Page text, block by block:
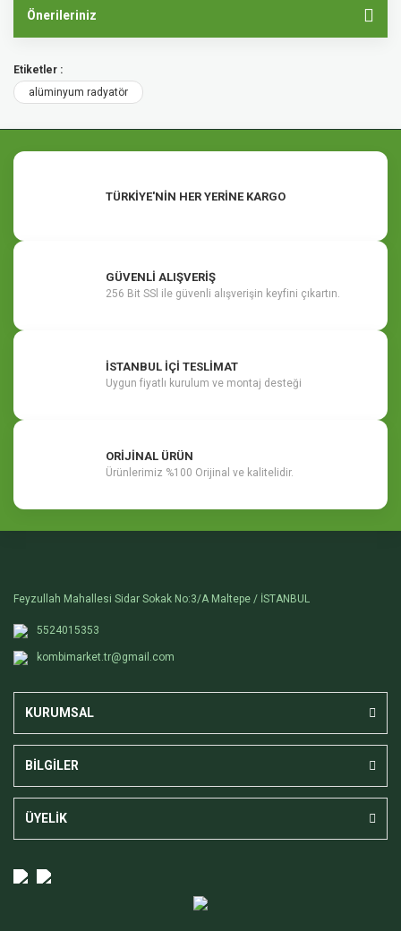
Önerileriniz
Etiketler :
alüminyum radyatör
TÜRKİYE'NİN HER YERİNE KARGO
GÜVENLİ ALIŞVERİŞ
256 Bit SSl ile güvenli alışverişin keyfini çıkartın.
İSTANBUL İÇİ TESLİMAT
Uygun fiyatlı kurulum ve montaj desteği
ORİJİNAL ÜRÜN
Ürünlerimiz %100 Orijinal ve kalitelidir.
Feyzullah Mahallesi Sidar Sokak No:3/A Maltepe / İSTANBUL
5524015353
kombimarket.tr@gmail.com
KURUMSAL
BİLGİLER
ÜYELİK